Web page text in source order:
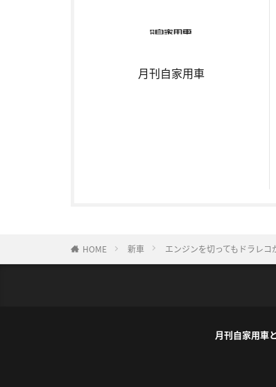
月刊自家用車
HOME 新車 エンジンを切ってもドラレ
月刊自家用車